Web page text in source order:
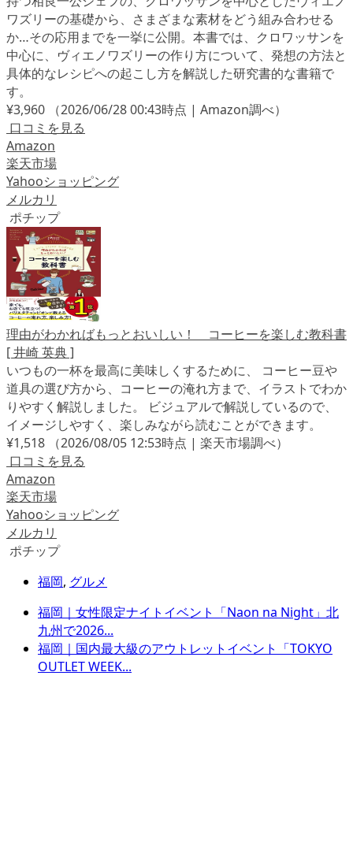
ワズリーの基礎から、さまざまな素材をどう組み合わせる
か…その応用までを一挙に公開。本書では、クロワッサンを
中心に、ヴィエノワズリーの作り方について、発想の方法と
具体的なレシピへの起こし方を解説した研究書的な書籍で
す。
¥3,960
（2026/06/28 00:43時点 | Amazon調べ）
口コミを見る
Amazon
楽天市場
Yahooショッピング
メルカリ
ポチップ
理由がわかればもっとおいしい！ コーヒーを楽しむ教科書
[ 井崎 英典 ]
いつもの一杯を最高に美味しくするために、 コーヒー豆や
道具の選び方から、コーヒーの淹れ方まで、イラストでわか
りやすく解説しました。 ビジュアルで解説しているので、
イメージしやすく、楽しみながら読むことができます。
¥1,518
（2026/08/05 12:53時点 | 楽天市場調べ）
口コミを見る
Amazon
楽天市場
Yahooショッピング
メルカリ
ポチップ
福岡, グルメ
福岡｜女性限定ナイトイベント「Naon na Night」北
九州で2026...
福岡｜国内最大級のアウトレットイベント「TOKYO
OUTLET WEEK...